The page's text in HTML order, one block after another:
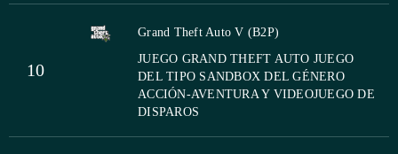
10
Grand Theft Auto V (B2P)
JUEGO GRAND THEFT AUTO JUEGO
DEL TIPO SANDBOX DEL GÉNERO
ACCIÓN-AVENTURA Y VIDEOJUEGO DE
DISPAROS